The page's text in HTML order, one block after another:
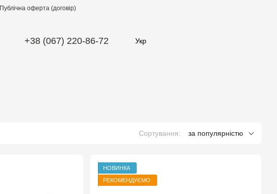
Публічна оферта (договір)
+38 (067) 220-86-72 Укр
Сортування: за популярністю
НОВИНКА
РЕКОМЕНДУЄМО